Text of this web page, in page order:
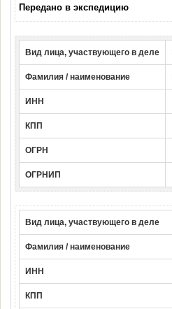
Передано в экспедицию
Вид лица, участвующего в деле
Фамилия / наименование
ИНН
КПП
ОГРН
ОГРНИП
Вид лица, участвующего в деле
Фамилия / наименование
ИНН
КПП